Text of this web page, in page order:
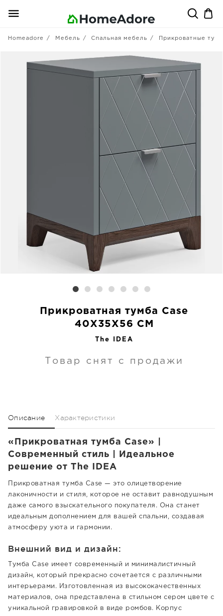
Homeadore Мебель Спальная мебель Прикроватные
Прикроватная тумба Case
40X35X56 CM
The IDEA
Товар снят с продажи
Описание Характеристики
«Прикроватная тумба Case» |
Современный стиль | Идеальное
решение от The IDEA
Прикроватная тумба Case — это олицетворение
лаконичности и стиля, которое не оставит равнодушным
даже самого взыскательного покупателя. Она станет
идеальным дополнением для вашей спальни, создавая
атмосферу уюта и гармонии.
Внешний вид и дизайн:
Тумба Case имеет современный и минималистичный
дизайн, который прекрасно сочетается с различными
интерьерами. Изготовленная из высококачественных
материалов, она представлена в стильном сером цвете с
уникальной гравировкой в виде ромбов. Корпус